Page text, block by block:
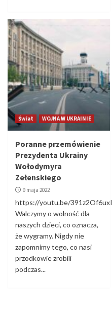
Świat WOJNA W UKRAINIE
Poranne przemówienie
Prezydenta Ukrainy
Wołodymyra
Zełenskiego
9 maja 2022
https://youtu.be/391z2Of6uxI
Walczymy o wolność dla
naszych dzieci, co oznacza,
że ​​wygramy. Nigdy nie
zapomnimy tego, co nasi
przodkowie zrobili
podczas...